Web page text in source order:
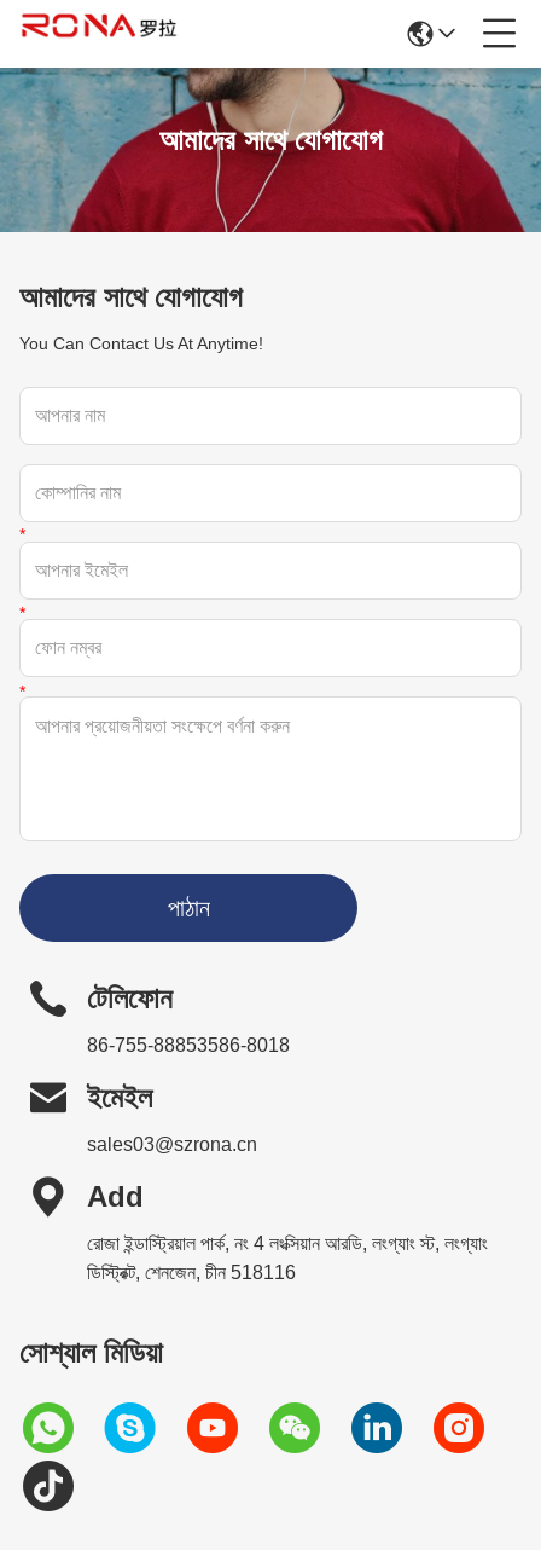
আমাদের সাথে যোগাযোগ
আমাদের সাথে যোগাযোগ
You Can Contact Us At Anytime!
পাঠান
টেলিফোন
86-755-88853586-8018
 ইমেইল
sales03@szrona.cn
 Add
রোজা ইন্ডাস্ট্রিয়াল পার্ক, নং 4 লংক্সিয়ান আরডি, লংগ্যাং স্ট, লংগ্যাং
ডিস্ট্রিক্ট, শেনজেন, চীন 518116
সোশ্যাল মিডিয়া